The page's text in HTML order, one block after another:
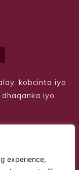
experience,
kobcinta iyo
iyo